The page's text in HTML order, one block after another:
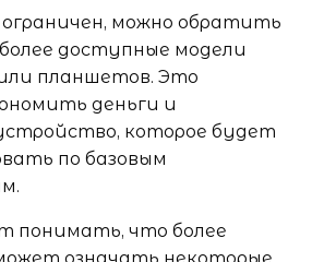
можно обратить
доступные модели
планшетов. Это
деньги и
которое будет
по базовым
понимать, что более